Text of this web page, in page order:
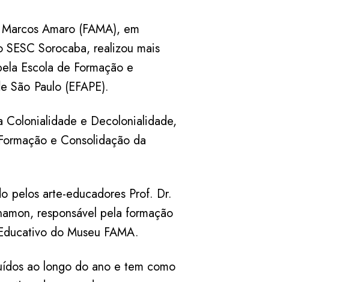
Amaro (FAMA), em
Sorocaba, realizou mais
Escola de Formação e
Paulo (EFAPE).
Colonialidade e Decolonialidade,
e Consolidação da
pelos arte-educadores Prof. Dr.
responsável pela formação
do Museu FAMA.
ao longo do ano e tem como